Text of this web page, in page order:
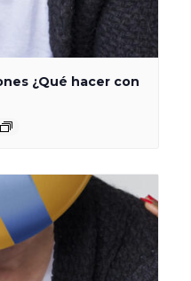
¿Qué hacer con